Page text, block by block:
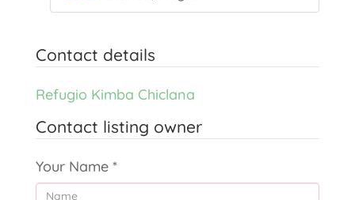
Contact details
Refugio Kimba Chiclana
Contact listing owner
Your Name *